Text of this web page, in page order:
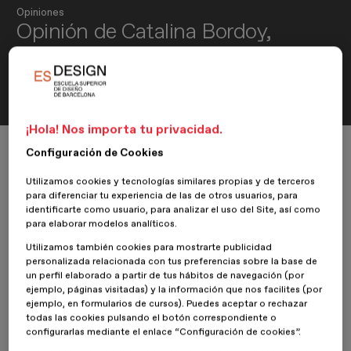
Opiniones
Opinión de Catalina Bordoy,
alumna del Máster en Diseño y
Dirección de Arte
Inicio
Opinión de Catalina Bordoy, alumna del Máster en Diseño y Dirección de
14 Agosto 2019 Catalina Bordoy
Nuestra alumna Catalina Bordoy del Máster en Diseño y
Dirección de Arte, nos da su opinión sobre su experiencia
enESDESIGN.
¿Por qué te decidiste por cursar un máster en ESDESIGN?
¡Hola! Nos importa tu privacidad.
Configuración de Cookies
Utilizamos cookies y tecnologías similares propias y de terceros
para diferenciar tu experiencia de las de otros usuarios, para
identificarte como usuario, para analizar el uso del Site, así como
para elaborar modelos analíticos.
Utilizamos también cookies para mostrarte publicidad
personalizada relacionada con tus preferencias sobre la base de
un perfil elaborado a partir de tus hábitos de navegación (por
ejemplo, páginas visitadas) y la información que nos facilites (por
ejemplo, en formularios de cursos). Puedes aceptar o rechazar
todas las cookies pulsando el botón correspondiente o
configurarlas mediante el enlace “Configuración de cookies”.